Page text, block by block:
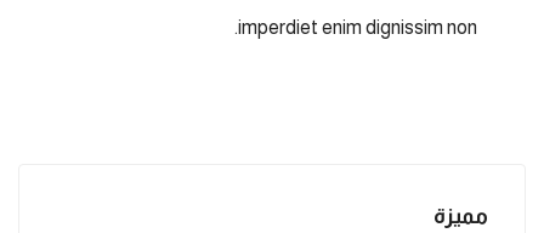
imperdiet enim dignissim non.
مميزة